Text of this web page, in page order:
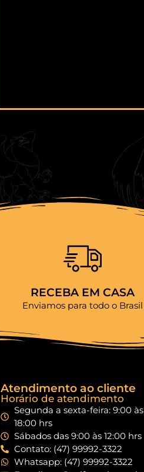
RECEBA EM CASA
Enviamos para todo o Brasil
Atendimento ao cliente
Horário de atendimento
Segunda a sexta-feira: 9:00 às
18:00 hrs
Sábados das 9:00 às 12:00 hrs
Contato: (47) 99992-3322
Whatsapp: (47) 99992-3322